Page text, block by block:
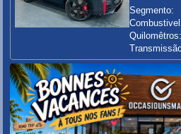
Segmento:
Quilomêtros: